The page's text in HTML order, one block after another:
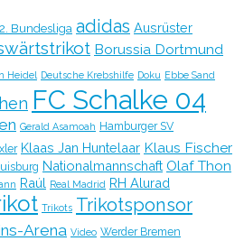
2. Bundesliga adidas Ausrüster
Borussia Dortmund
Heidel Deutsche Krebshilfe Doku Ebbe Sand
FC Schalke 04
Gerald Asamoah Hamburger SV
Klaas Jan Huntelaar Klaus Fischer
Nationalmannschaft Olaf Thon
Raúl Real Madrid RH Alurad
Trikots Trikotsponsor
Arena Video Werder Bremen